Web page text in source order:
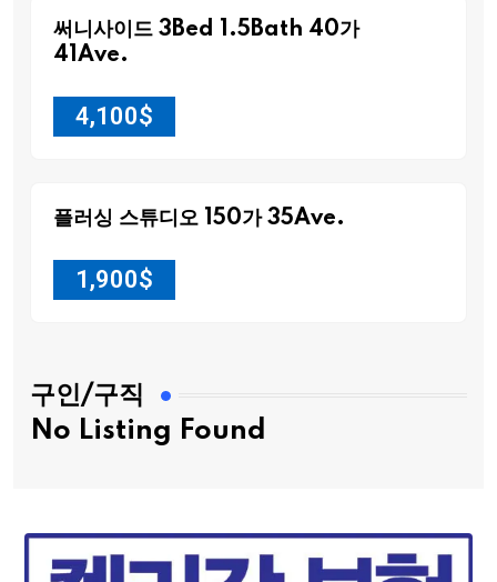
써니사이드 3Bed 1.5Bath 40가
41Ave.
4,100$
플러싱 스튜디오 150가 35Ave.
1,900$
구인/구직
No Listing Found